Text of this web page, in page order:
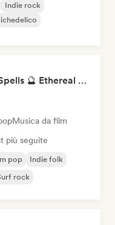
Indie rock
Witchy Whispers & Spells 🔮 Ethereal Art Pop & Dream Pop
Musica da film
più seguite
pop
Indie folk
rock